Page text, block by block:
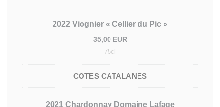
2022 Viognier « Cellier du Pic »
35,00 EUR
75cl
COTES CATALANES
2021 Chardonnay Domaine Lafage